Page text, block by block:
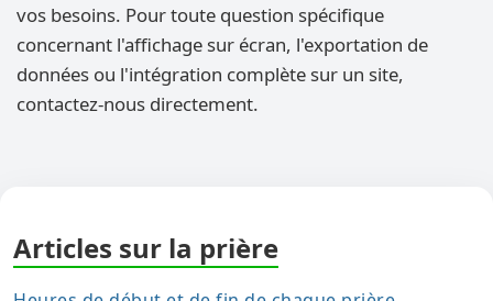
vos besoins. Pour toute question spécifique
concernant l'affichage sur écran, l'exportation de
données ou l'intégration complète sur un site,
contactez-nous directement.
Articles sur la prière